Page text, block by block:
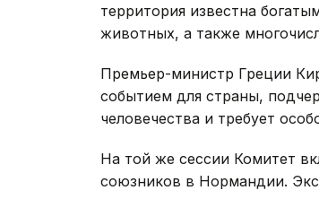
территория известна
животных, а также
Премьер-министр Греции
событием для страны,
человечества и требует
На той же сессии Комитет
союзников в Нормандии.